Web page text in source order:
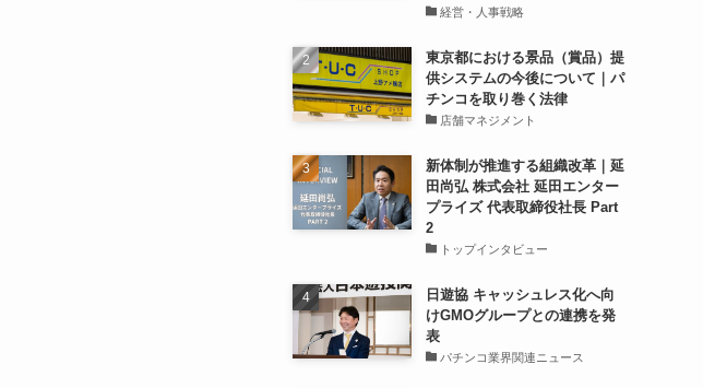
経営・人事戦略
東京都における景品（賞品）提
供システムの今後について｜パ
チンコを取り巻く法律
店舗マネジメント
新体制が推進する組織改革｜延
田尚弘 株式会社 延田エンター
プライズ 代表取締役社長 Part
2
トップインタビュー
日遊協 キャッシュレス化へ向
けGMOグループとの連携を発
表
パチンコ業界関連ニュース